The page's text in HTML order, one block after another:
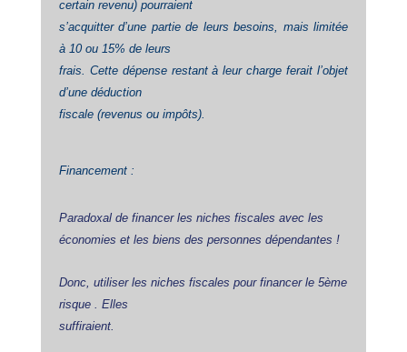
certain revenu) pourraient
s’acquitter d’une partie de leurs besoins, mais limitée
à 10 ou 15% de leurs
frais. Cette dépense restant à leur charge ferait l’objet
d’une déduction
fiscale (revenus ou impôts).
Financement :
Paradoxal de financer les niches fiscales avec les
économies et les biens des personnes dépendantes !
Donc, utiliser les niches fiscales pour financer le 5ème
risque . Elles
suffiraient.